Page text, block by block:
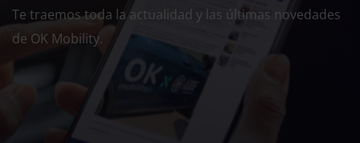
Te traemos toda la actualidad y las últimas novedades
de OK Mobility.